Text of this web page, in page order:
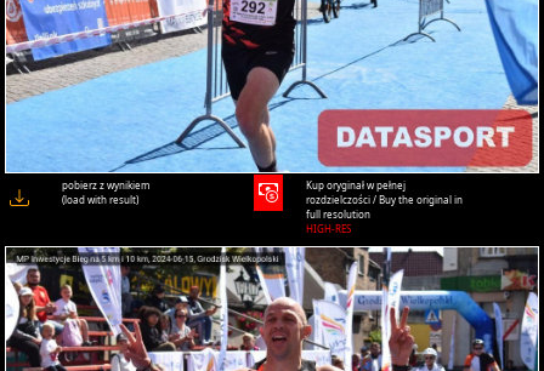
pobierz z wynikiem
(load with result)
Kup oryginał w pełnej
rozdzielczości / Buy the original in
full resolution
HIGH-RES